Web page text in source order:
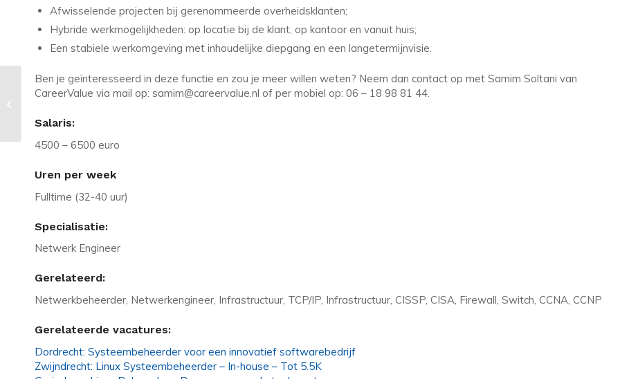
Afwisselende projecten bij gerenommeerde overheidsklanten;
Hybride werkmogelijkheden: op locatie bij de klant, op kantoor en vanuit huis;
Een stabiele werkomgeving met inhoudelijke diepgang en een langetermijnvisie.
Ben je geïnteresseerd in deze functie en zou je meer willen weten? Neem dan contact op met Samim Soltani van
CareerValue via mail op: samim@careervalue.nl of per mobiel op: 06 – 18 98 81 44.
Salaris:
4500 – 6500 euro
Uren per week
Fulltime (32-40 uur)
Specialisatie:
Netwerk Engineer
Gerelateerd:
Netwerkbeheerder, Netwerkengineer, Infrastructuur, TCP/IP, Infrastructuur, CISSP, CISA, Firewall, Switch, CCNA, CCNP
Gerelateerde vacatures:
Dordrecht: Systeembeheerder voor een innovatief softwarebedrijf
Zwijndrecht: Linux Systeembeheerder – In-house – Tot 5.5K
Vacature in Waalwijk: AWS
commerce bedrijf